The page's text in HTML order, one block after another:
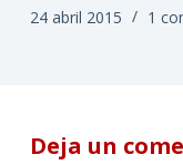
24 abril 2015 1
Deja un